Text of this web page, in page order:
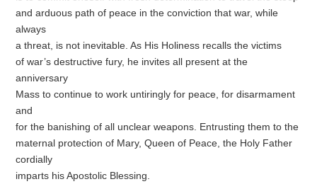
and arduous path of peace in the conviction that war, while
always
a threat, is not inevitable. As His Holiness recalls the victims
of war’s destructive fury, he invites all present at the
anniversary
Mass to continue to work untiringly for peace, for disarmament
and
for the banishing of all unclear weapons. Entrusting them to the
maternal protection of Mary, Queen of Peace, the Holy Father
cordially
imparts his Apostolic Blessing.